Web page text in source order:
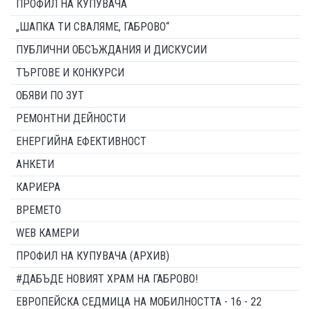
ПРОФИЛ НА КУПУВАЧА
„ШАПКА ТИ СВАЛЯМЕ, ГАБРОВО“
ПУБЛИЧНИ ОБСЪЖДАНИЯ И ДИСКУСИИ
ТЪРГОВЕ И КОНКУРСИ
ОБЯВИ ПО ЗУТ
РЕМОНТНИ ДЕЙНОСТИ
ЕНЕРГИЙНА ЕФЕКТИВНОСТ
АНКЕТИ
КАРИЕРА
ВРЕМЕТО
WEB КАМЕРИ
ПРОФИЛ НА КУПУВАЧА (АРХИВ)
#ДАБЪДЕ НОВИЯТ ХРАМ НА ГАБРОВО!
ЕВРОПЕЙСКА СЕДМИЦА НА МОБИЛНОСТТА - 16 - 22